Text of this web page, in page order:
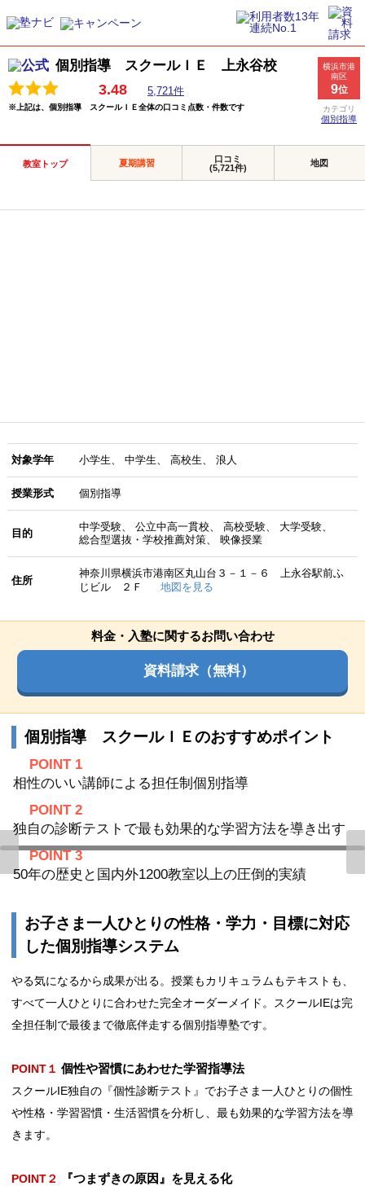
個別指導 スクールＩＥ 上永谷校
3.48 5,721件
※上記は、個別指導 スクールＩＥ全体の口コミ点数・件数です
横浜市港
南区
9位
カテゴリ
個別指導
教室トップ 夏期講習
口コミ
(5,721件)
地図
対象学年 小学生 中学生 高校生 浪人
授業形式 個別指導
目的
中学受験 公立中高一貫校 高校受験
大学受験
総合型選抜・学校推薦対策
映像授業
住所
神奈川県横浜市港南区丸山台３－１－６ 上永谷駅前ふ
じビル ２Ｆ
地図を見る
料金・入塾に関するお問い合わせ
資料請求（無料）
個別指導 スクールＩＥのおすすめポイント
POINT 1
相性のいい講師による担任制個別指導
POINT 2
独自の診断テストで最も効果的な学習方法を導き出す
POINT 3
50年の歴史と国内外1200教室以上の圧倒的実績
お子さま一人ひとりの性格・学力・目標に対応
した個別指導システム
やる気になるから成果が出る。授業もカリキュラムもテキストも、
すべて一人ひとりに合わせた完全オーダーメイド。スクールIEは完
全担任制で最後まで徹底伴⾛する個別指導塾です。
POINT１ 個性や習慣にあわせた学習指導法
スクールIE独自の『個性診断テスト』でお子さま一人ひとりの個性
や性格・学習習慣・生活習慣を分析し、最も効果的な学習方法を導
きます。
POINT２ 『つまずきの原因』を見える化